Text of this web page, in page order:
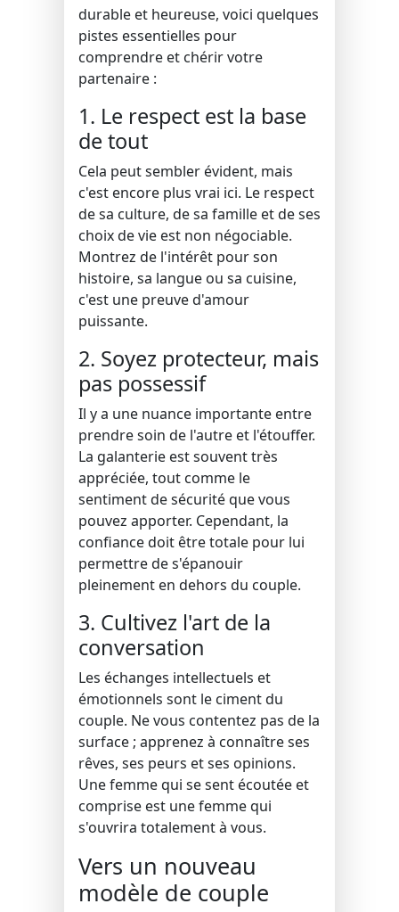
durable et heureuse, voici quelques
pistes essentielles pour
comprendre et chérir votre
partenaire :
1. Le respect est la base
de tout
Cela peut sembler évident, mais
c'est encore plus vrai ici. Le respect
de sa culture, de sa famille et de ses
choix de vie est non négociable.
Montrez de l'intérêt pour son
histoire, sa langue ou sa cuisine,
c'est une preuve d'amour
puissante.
2. Soyez protecteur, mais
pas possessif
Il y a une nuance importante entre
prendre soin de l'autre et l'étouffer.
La galanterie est souvent très
appréciée, tout comme le
sentiment de sécurité que vous
pouvez apporter. Cependant, la
confiance doit être totale pour lui
permettre de s'épanouir
pleinement en dehors du couple.
3. Cultivez l'art de la
conversation
Les échanges intellectuels et
émotionnels sont le ciment du
couple. Ne vous contentez pas de la
surface ; apprenez à connaître ses
rêves, ses peurs et ses opinions.
Une femme qui se sent écoutée et
comprise est une femme qui
s'ouvrira totalement à vous.
Vers un nouveau
modèle de couple